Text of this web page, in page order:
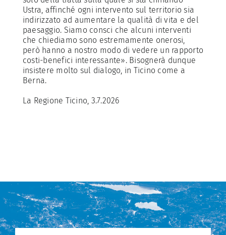
Ustra, affinché ogni intervento sul territorio sia
indirizzato ad aumentare la qualità di vita e del
paesaggio. Siamo consci che alcuni interventi
che chiediamo sono estremamente onerosi,
però hanno a nostro modo di vedere un rapporto
costi-benefici interessante». Bisognerà dunque
insistere molto sul dialogo, in Ticino come a
Berna.
La Regione Ticino, 3.7.2026